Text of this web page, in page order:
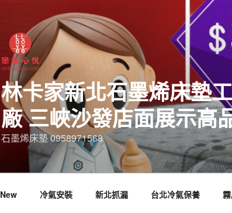
林卡家新北石墨烯床墊
廠 三峽沙發店面展示高
石墨烯床墊 0958971568
New 冷氣安裝 新北抓漏 台北冷氣保養